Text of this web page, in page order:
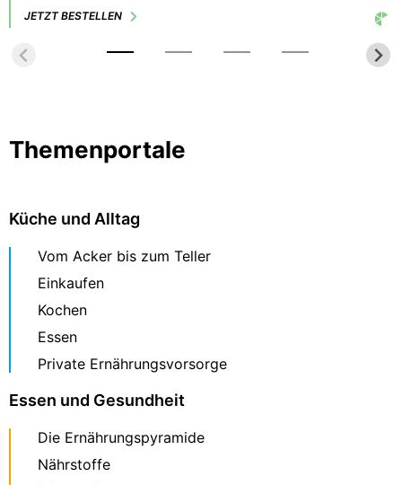
und im Bach fließt Limonade.
JETZT BESTELLEN
Themenportale
Küche und Alltag
Vom Acker bis zum Teller
Einkaufen
Kochen
Essen
Private Ernährungsvorsorge
Essen und Gesundheit
Die Ernährungspyramide
Nährstoffe